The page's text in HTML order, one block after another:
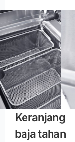
Keranjang
baja tahan